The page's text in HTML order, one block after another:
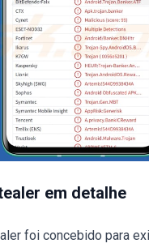
em detalhe
foi concebido para